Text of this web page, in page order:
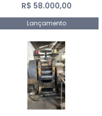
R$ 58.000,00
Lançamento